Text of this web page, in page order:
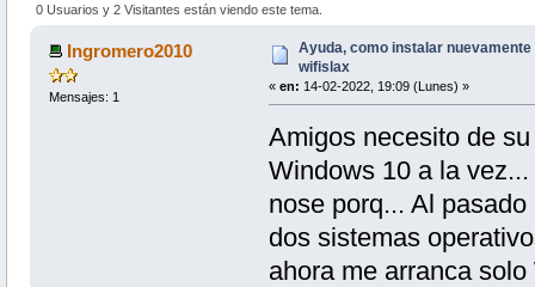
0 Usuarios y 2 Visitantes están viendo este tema.
Ingromero2010
Mensajes: 1
Ayuda, como instalar
wifislax
« en: 14-02-2022, 19:09 (Lunes) »
Amigos necesito de
Windows 10 a la
nose porq... Al
dos sistemas
ahora me arranca